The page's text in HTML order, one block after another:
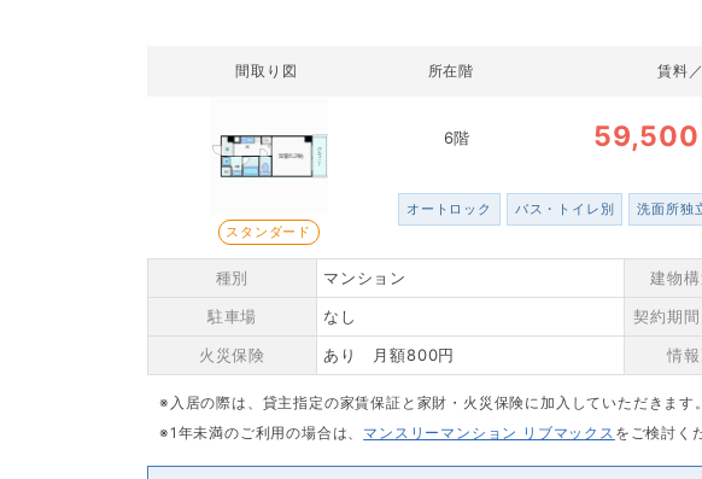
間取り図 所在階 賃料
スタンダード
6階 59,500
オートロック バス・トイレ別 洗面所独
種別 マンション 建物
駐車場
なし 契約期
火災保険
あり 月額800円 情
※入居の際は、貸主指定の家賃保証と家財・火災保険に加入していただきます。
※1年未満のご利用の場合は、 マンスリーマンション リブマックス をご検討く